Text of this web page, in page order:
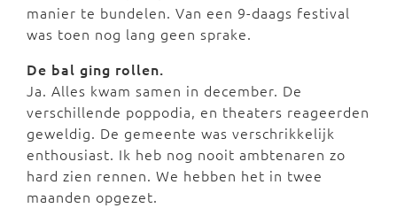
manier te bundelen. Van een 9-daags festival
was toen nog lang geen sprake.
De bal ging rollen.
Ja. Alles kwam samen in december. De
verschillende poppodia, en theaters reageerden
geweldig. De gemeente was verschrikkelijk
enthousiast. Ik heb nog nooit ambtenaren zo
hard zien rennen. We hebben het in twee
maanden opgezet.